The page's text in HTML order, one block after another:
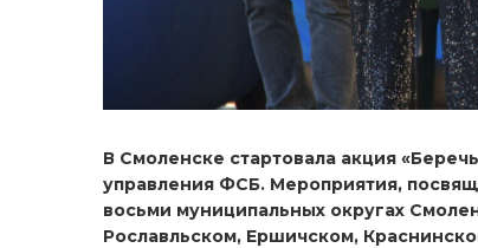
В Смоленске стартовала акция
управления ФСБ. Мероприятия,
восьми муниципальных округах
Рославльском, Ершичском,